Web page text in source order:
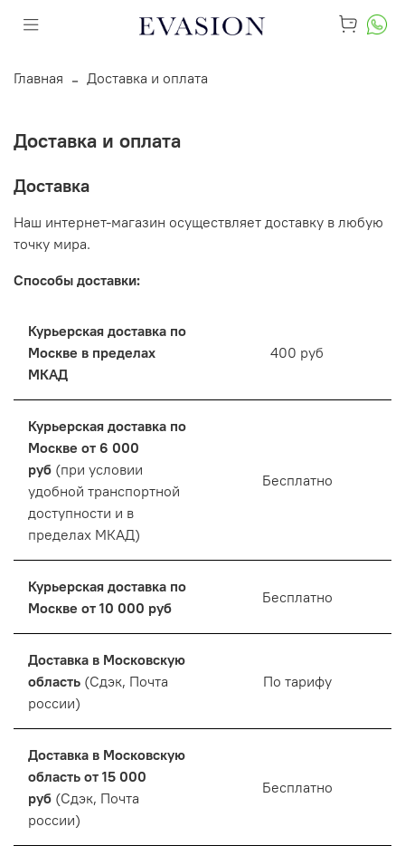
Главная Доставка и оплата
Доставка и оплата
Доставка
Наш интернет-магазин осуществляет доставку в любую
точку мира.
Способы доставки:
Курьерская доставка по
Москве в пределах
МКАД
400 руб
Курьерская доставка по
Москве от 6 000
руб (при условии
удобной транспортной
доступности и в
пределах МКАД)
Бесплатно
Курьерская доставка по
Москве от 10 000 руб
Бесплатно
Доставка в Московскую
область (Сдэк, Почта
россии)
По тарифу
Доставка в Московскую
область от 15 000
руб (Сдэк, Почта
россии)
Бесплатно